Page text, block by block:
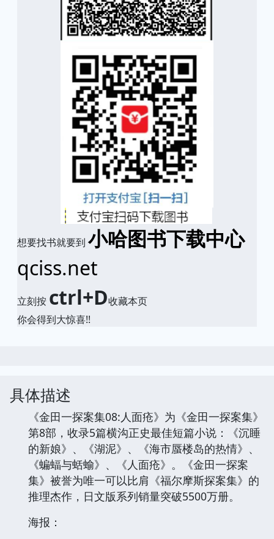
想要找书就要到 小哈图书下载中心
qciss.net
立刻按 ctrl+D收藏本页
你会得到大惊喜!!
具体描述
《金田一探案集08:人面疮》为《金田一探案集》
第8部，收录5篇横沟正史最佳短篇小说：《沉睡
的新娘》、《湖泥》、《海市蜃楼岛的热情》、
《蝙蝠与蛞蝓》、《人面疮》。《金田一探案
集》被誉为唯一可以比肩《福尔摩斯探案集》的
推理杰作，日文版系列销量突破5500万册。
海报：